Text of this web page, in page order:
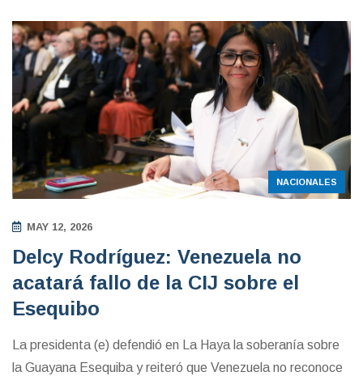
NACIONALES
MAY 12, 2026
Delcy Rodríguez: Venezuela no
acatará fallo de la CIJ sobre el
Esequibo
La presidenta (e) defendió en La Haya la soberanía sobre
la Guayana Esequiba y reiteró que Venezuela no reconoce